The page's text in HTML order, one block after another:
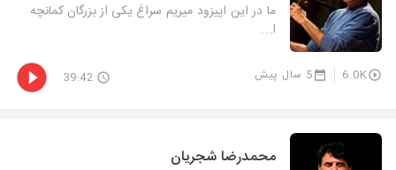
ما در این اپیزود میریم سراغ یکی از بزرگان کمانچه
ا...
6.0K 5 سال پیش 39:42
محمدرضا شجریان